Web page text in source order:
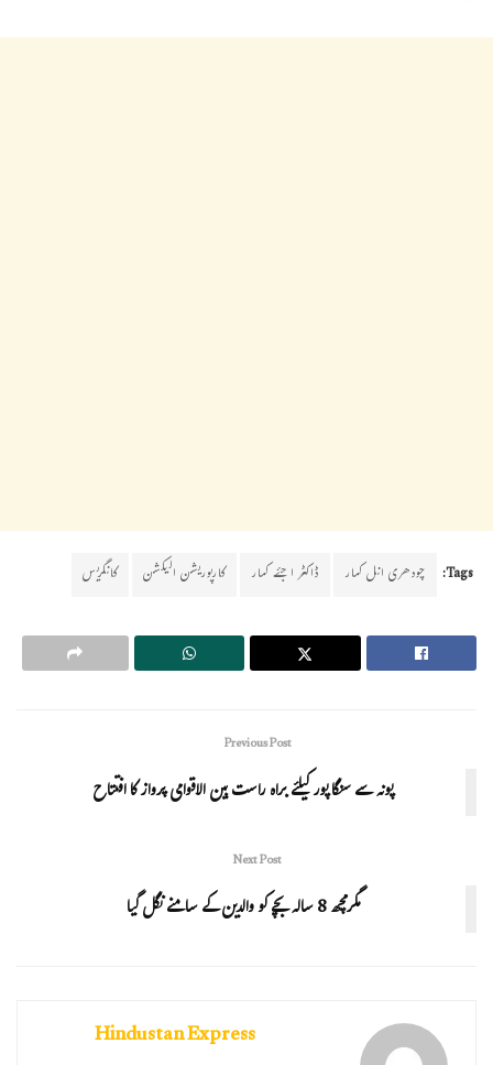
Tags: چودھری انل کمار ڈاکٹر اجئے کمار کارپوریشن الیکشن کانگریس
Previous Post
پونہ سے سنگاپور کیلئے براہ راست بین الاقوامی پرواز کا افتتاح
Next Post
مگرمچھ 8 سالہ بچے کو والدین کے سامنے نگل گیا
Hindustan Express